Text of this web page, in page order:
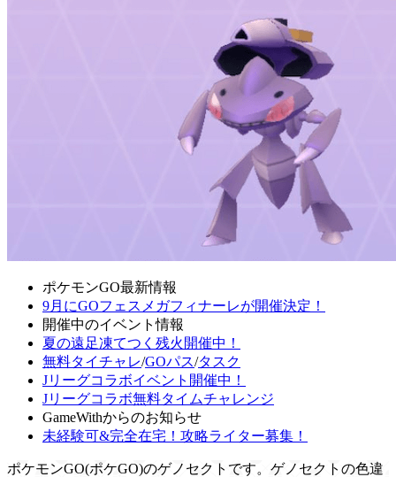
ポケモンGO最新情報
9月にGOフェスメガフィナーレが開催決定！
開催中のイベント情報
夏の遠足凍てつく残火開催中！
無料タイチャレ/GOパス/タスク
Jリーグコラボイベント開催中！
Jリーグコラボ無料タイムチャレンジ
GameWithからのお知らせ
未経験可&完全在宅！攻略ライター募集！
ポケモンGO(ポケGO)のゲノセクトです。ゲノセクトの色違